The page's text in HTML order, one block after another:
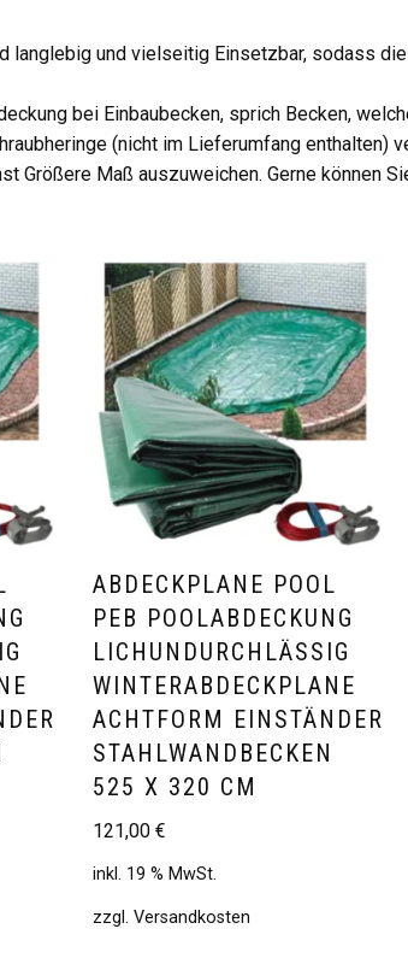
langlebig und vielseitig Einsetzbar, sodass
bei Einbaubecken, sprich Becken,
(nicht im Lieferumfang enthalten)
Größere Maß auszuweichen. Gerne können
ABDECKPLANE POOL
PEB POOLABDECKUNG
LICHUNDURCHLÄSSIG
WINTERABDECKPLANE
ACHTFORM EINSTÄNDER
STAHLWANDBECKEN
525 X 320 CM
121,00 €
inkl. 19 % MwSt.
zzgl. Versandkosten